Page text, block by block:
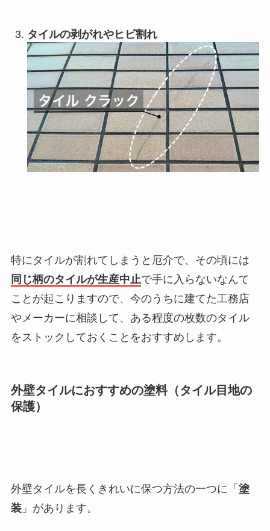
タイルの剥がれやヒビ割れ
特にタイルが割れてしまうと厄介で、その頃には
同じ柄のタイルが生産中止で手に入らないなんて
ことが起こりますので、今のうちに建てた工務店
やメーカーに相談して、ある程度の枚数のタイル
をストックしておくことをおすすめします。
外壁タイルにおすすめの塗料（タイル目地の
保護）
外壁タイルを長くきれいに保つ方法の一つに「 塗
装」があります。